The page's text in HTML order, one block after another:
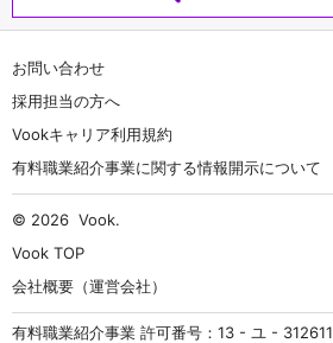
お問い合わせ
採用担当の方へ
Vookキャリア利用規約
有料職業紹介事業に関する情報開示について
© 2026 Vook.
Vook TOP
会社概要（運営会社）
有料職業紹介事業 許可番号：13 - ユ - 312611